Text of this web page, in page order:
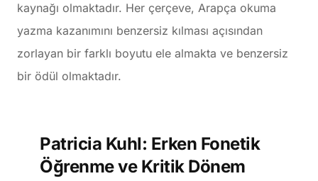
kaynağı olmaktadır. Her çerçeve, Arapça okuma
yazma kazanımını benzersiz kılması açısından
zorlayan bir farklı boyutu ele almakta ve benzersiz
bir ödül olmaktadır.
Patricia Kuhl: Erken Fonetik
Öğrenme ve Kritik Dönem